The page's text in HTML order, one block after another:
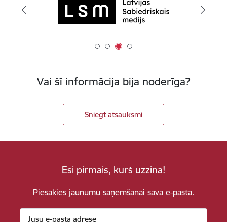
Vai šī informācija bija noderīga?
Sniegt atsauksmi
Esi pirmais, kurš uzzina!
Piesakies jaunumu saņemšanai savā e-pastā.